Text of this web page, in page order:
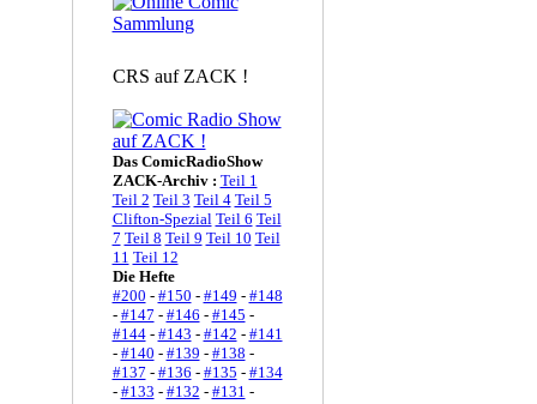
CRS auf ZACK !
Das ComicRadioShow
ZACK-Archiv : Teil 1
Teil 2 Teil 3 Teil 4 Teil 5
Clifton-Spezial Teil 6 Teil
7 Teil 8 Teil 9 Teil 10 Teil
11 Teil 12
Die Hefte
#200 - #150 - #149 - #148
- #147 - #146 - #145 -
#144- #143 - #142 - #141
- #140 - #139 - #138 -
#137 - #136 - #135 - #134
- #133 - #132 - #131 -